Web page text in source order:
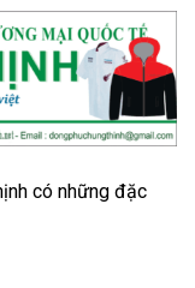
có những đặc